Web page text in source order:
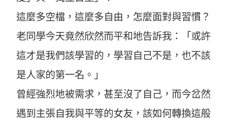
這麼多空檔，這麼多自由，怎麼面對與習慣？
老同學今天竟然欣然而平和地告訴我：「或許
這才是我們該學習的，學習自己不是，也不該
是人家的第一名。」
曾經強烈地被需求，甚至沒了自己，而今岔然
遇到主張自我與平等的女友，該如何轉換這般